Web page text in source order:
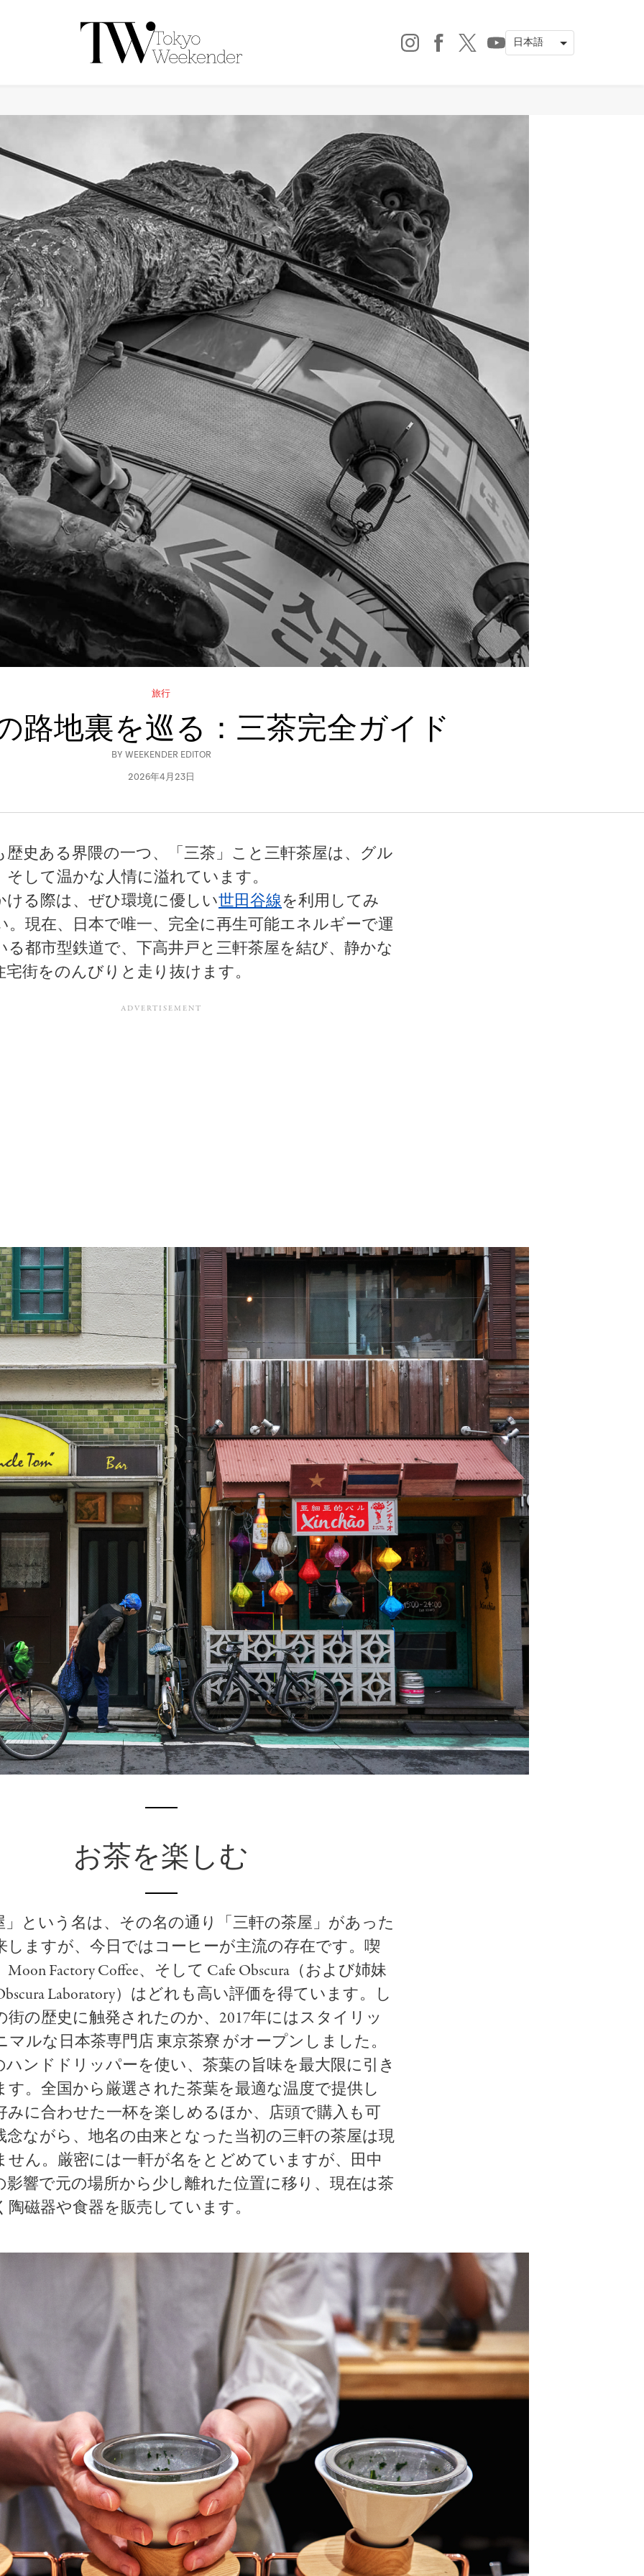
旅行
路地裏を巡る：三茶完全ガイド
BY WEEKENDER EDITOR
2026年4月23日
歴史ある界隈の一つ、「三茶」こと三軒茶屋は、グル
して温かな人情に溢れています。
ける際は、ぜひ環境に優しい世田谷線を利用してみ
。現在、日本で唯一、完全に再生可能エネルギーで運
る都市型鉄道で、下高井戸と三軒茶屋を結び、静かな
街をのんびりと走り抜けます。
お茶を楽しむ
」という名は、その名の通り「三軒の茶屋」があった
しますが、今日ではコーヒーが主流の存在です。喫
Factory Coffee、そして Cafe Obscura（および姉妹
Laboratory）はどれも高い評価を得ています。し
街の歴史に触発されたのか、2017年にはスタイリッ
ルな日本茶専門店 東京茶寮 がオープンしました。
ハンドドリッパーを使い、茶葉の旨味を最大限に引き
す。全国から厳選された茶葉を最適な温度で提供し
みに合わせた一杯を楽しめるほか、店頭で購入も可
念ながら、地名の由来となった当初の三軒の茶屋は現
せん。厳密には一軒が名をとどめていますが、田中
影響で元の場所から少し離れた位置に移り、現在は茶
磁器や食器を販売しています。